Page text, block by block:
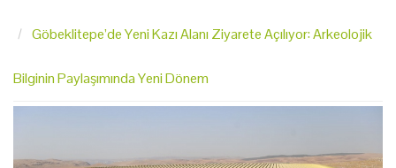
Göbeklitepe’de Yeni Kazı Alanı Ziyarete Açılıyor: Arkeolojik
Bilginin Paylaşımında Yeni Dönem